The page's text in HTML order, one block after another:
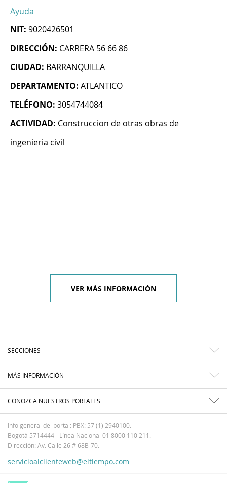
Ayuda
NIT: 9020426501
DIRECCIÓN: CARRERA 56 66 86
CIUDAD: BARRANQUILLA
DEPARTAMENTO: ATLANTICO
TELÉFONO: 3054744084
ACTIVIDAD: Construccion de otras obras de
ingenieria civil
VER MÁS INFORMACIÓN
SECCIONES
MÁS INFORMACIÓN
CONOZCA NUESTROS PORTALES
Info general del portal: PBX: 57 (1) 2940100.
Bogotá 5714444 - Línea Nacional 01 8000 110 211.
Dirección: Av. Calle 26 # 68B-70.
servicioalclienteweb@eltiempo.com